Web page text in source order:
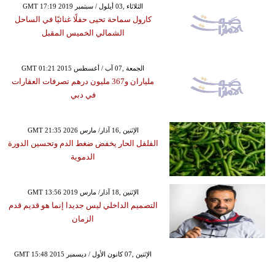
GMT 17:19 2019 الثلاثاء ,03 أيلول / سبتمبر
كارول سماحة تحيى حفلًا غنائيًا في الساحل
الشمالي الخميس المقبل
GMT 01:21 2015 الجمعة ,07 آب / أغسطس
ملياران و367 مليون درهم تصرفات العقارات
في دبي
GMT 21:35 2026 الإثنين ,16 آذار/ مارس
الفلفل الحار يخفض ضغط الدم وتحسين الدورة
الدموية
GMT 13:56 2019 الإثنين ,18 آذار/ مارس
التصميم الداخلي ليس جديدا إنما هو قديم قدم
الزمان
GMT 15:48 2015 الإثنين ,07 كانون الأول / ديسمبر